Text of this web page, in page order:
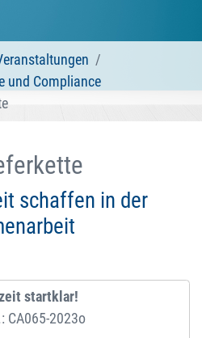
und Compliance
schaffen in der
startklar!
CA065-2023o